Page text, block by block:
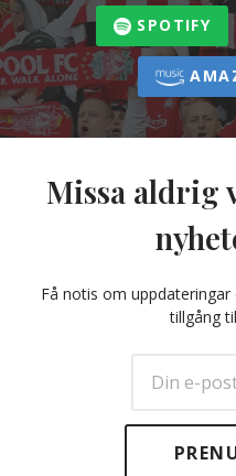
SPOTIFY
Missa aldrig
Få notis om
tillgång